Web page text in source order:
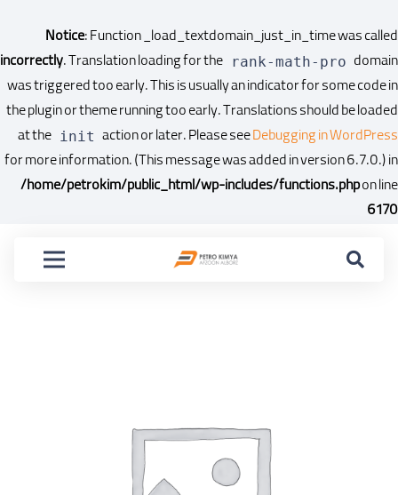
Notice: Function _load_textdomain_just_in_time was called
incorrectly. Translation loading for the rank-math-pro domain
was triggered too early. This is usually an indicator for some code in
the plugin or theme running too early. Translations should be loaded
at the init action or later. Please seeDebugging in WordPress
for more information. (This message was added in version 6.7.0.) in
/home/petrokim/public_html/wp-includes/functions.phpon line
6170